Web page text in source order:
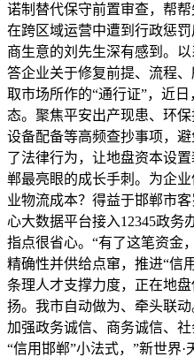
诺制替代保守前置审查，帮
在跨区域运营中遭到行政惩
商生意的刘先生深有感到。
答企业关于修复前提、流程
取市场所作的“通行证”，近
态。聚焦平安出产现患、环
设备配备等高频查抄事项，
了法律行为，让地盘资本设
郸最亮眼的成长手刺。为企
业物流成本？得益于邯郸市
心大数据平台接入12345政务
指点很省心。“有了这笔资金
精确性并供给点窜，推进“信
条理人才支撑力度，正在地
扬。我市自动做为、牵头联动
加强政务诚信、商务诚信、
“信用邯郸”小法式，”新世界